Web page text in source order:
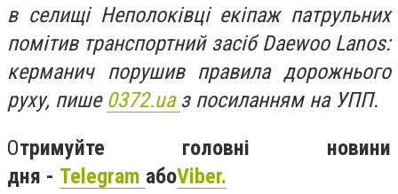
в селищі Неполоківці екіпаж патрульних
помітив транспортний засіб Daewoo Lanos:
керманич порушив правила дорожнього
руху, пише 0372.uaз посиланням на УПП.
Отримуйте головні новини
дня - Telegram абоViber.